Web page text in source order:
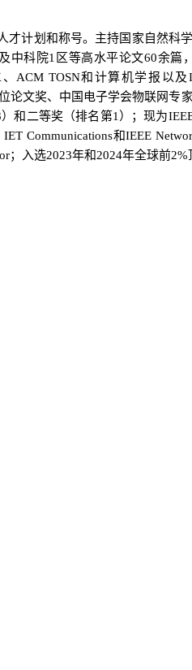
才计划和称号。主持国家自然科
及中科院1 区等高水平论文60余篇
、ACM TOSN和计算机学报以及
论文奖、 中国电子学会物联网专
）和二等奖（排名第1）；现为
IET Communications和IEEE
； 入选2023年和2024年全球前2%